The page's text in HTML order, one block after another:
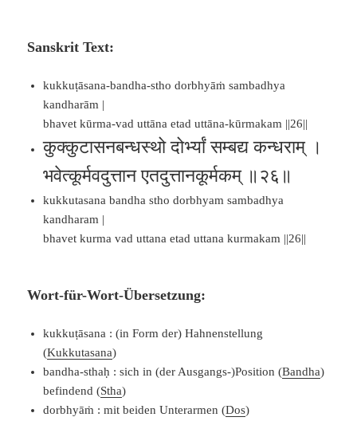
Sanskrit Text:
kukkuṭāsana-bandha-stho dorbhyāṁ sambadhya
kandharām |
bhavet kūrma-vad uttāna etad uttāna-kūrmakam ||26||
कुक्कुटासनबन्धस्थो दोर्भ्यां सम्बद्य कन्धराम् ।
भवेत्कूर्मवदुत्तान एतदुत्तानकूर्मकम् ॥२६॥
kukkutasana bandha stho dorbhyam sambadhya
kandharam |
bhavet kurma vad uttana etad uttana kurmakam ||26||
Wort-für-Wort-Übersetzung:
kukkuṭāsana : (in Form der) Hahnenstellung
(Kukkutasana)
bandha-sthaḥ : sich in (der Ausgangs-)Position (Bandha)
befindend (Stha)
dorbhyāṁ : mit beiden Unterarmen (Dos)